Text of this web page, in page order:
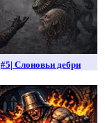
Слоновьи дебри